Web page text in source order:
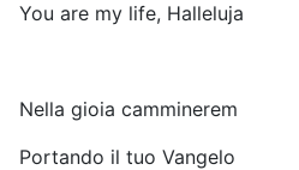
You are my life, Halleluja
Nella gioia camminerem
Portando il tuo Vangelo